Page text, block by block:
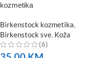
kozmetika
Birkenstock kozmetika,
Birkenstock sve, Koža
(6)